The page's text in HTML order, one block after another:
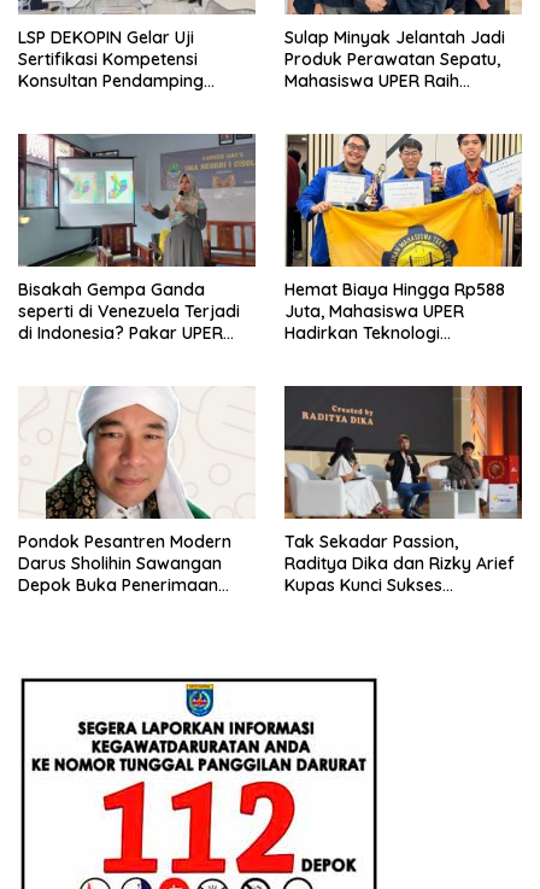
LSP DEKOPIN Gelar Uji
Sertifikasi Kompetensi
Konsultan Pendamping
Sulap Minyak Jelantah Jadi
Produk Perawatan Sepatu,
Mahasiswa UPER Raih
Bisakah Gempa Ganda
seperti di Venezuela Terjadi
di Indonesia? Pakar UPER
Hemat Biaya Hingga Rp588
Juta, Mahasiswa UPER
Hadirkan Teknologi
Pondok Pesantren Modern
Darus Sholihin Sawangan
Depok Buka Penerimaan
Tak Sekadar Passion,
Raditya Dika dan Rizky Arief
Kupas Kunci Sukses